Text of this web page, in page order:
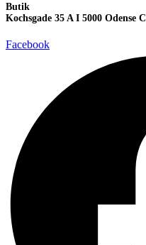
Butik
Kochsgade 35 A I 5000 Odense C
Facebook